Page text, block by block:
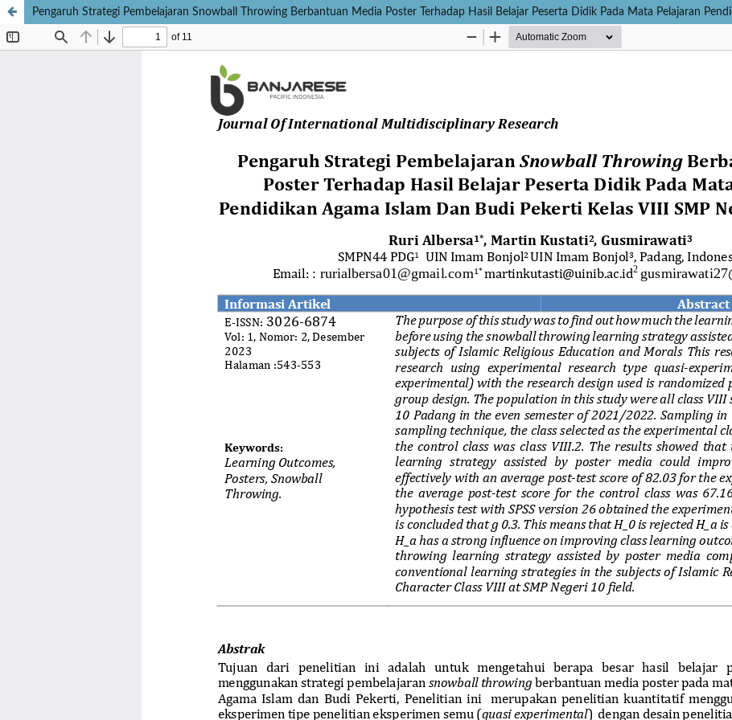
Pengaruh Strategi Pembelajaran Snowball Throwing Berbantuan Media Poster Terhadap Hasil Belajar Peserta Didik Pada Mata Pelajaran